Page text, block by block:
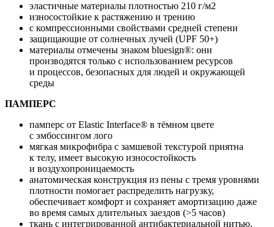
эластичные материалы плотностью 210 г/м2
износостойкие к растяжению и трению
с компрессионными свойствами средней степени
защищающие от солнечных лучей (UPF 50+)
материалы отмечены знаком bluesign®: они
производятся только с использованием ресурсов
и процессов, безопасных для людей и окружающей
среды
ПАМПЕРС
памперс от Elastic Interface® в тёмном цвете
с эмбоссингом лого
мягкая микрофибра с замшевой текстурой приятна
к телу, имеет высокую износостойкость
и воздухопроницаемость
анатомическая конструкция из пены с тремя уровнями
плотности помогает распределить нагрузку,
обеспечивает комфорт и сохраняет амортизацию даже
во время самых длительных заездов (>5 часов)
ткань с интегрированной антибактериальной нитью,